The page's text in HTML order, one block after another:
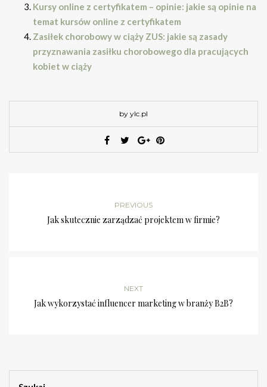
Kursy online z certyfikatem – opinie: jakie są opinie na
temat kursów online z certyfikatem
Zasiłek chorobowy w ciąży ZUS: jakie są zasady
przyznawania zasiłku chorobowego dla pracujących
kobiet w ciąży
by ylc.pl
PREVIOUS
Jak skutecznie zarządzać projektem w firmie?
NEXT
Jak wykorzystać influencer marketing w branży B2B?